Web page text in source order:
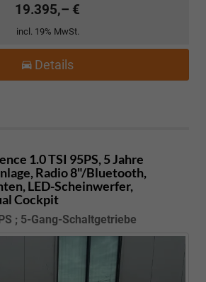
19.395,– €
incl. 19% MwSt.
Details
drucken
1.0 TSI 95PS, 5 Jahre
Radio 8"/Bluetooth,
LED-Scheinwerfer,
Cockpit
; 5-Gang-Schaltgetriebe